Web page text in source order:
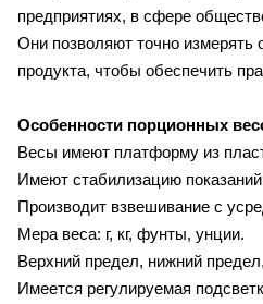
предприятиях, в сфере
Они позволяют точно измерять
продукта, чтобы обеспечить
Особенности порционных
Весы имеют платформу из
Имеют стабилизацию
Производит взвешивание с
Мера веса: г, кг, фунты, унции.
Верхний предел, нижний
Имеется регулируемая